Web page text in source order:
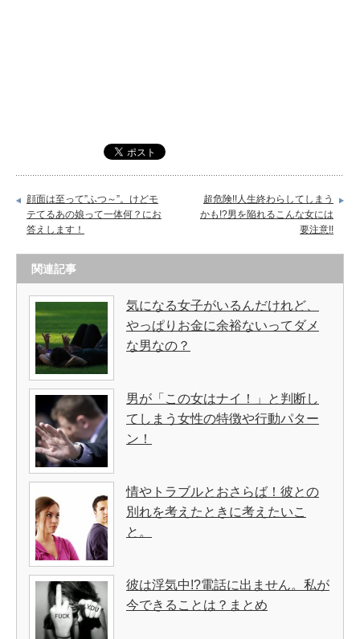
顔面は至って”ふつ～”。けどモ
テてるあの娘って一体何？にお
答えします！
超危険!!人生終わらしてしまう
かも!?男を陥れるこんな女には
要注意!!
関連記事
気になる女子がいるんだけれど、
やっぱりお金に余裕ないってダメ
な男なの？
男が「この女はナイ！」と判断し
てしまう女性の特徴や行動パター
ン！
情やトラブルとおさらば！彼との
別れを考えたときに考えたいこ
と。
彼は浮気中!?電話に出ません。私が
今できることは？まとめ